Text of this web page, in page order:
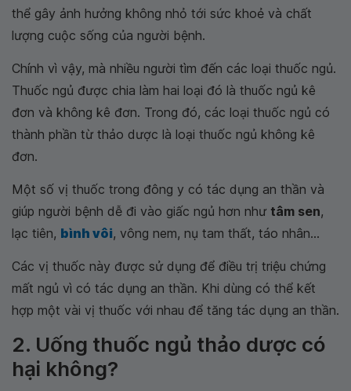
thể gây ảnh hưởng không nhỏ tới sức khoẻ và chất
lượng cuộc sống của người bệnh.
Chính vì vậy, mà nhiều người tìm đến các loại thuốc ngủ.
Thuốc ngủ được chia làm hai loại đó là thuốc ngủ kê
đơn và không kê đơn. Trong đó, các loại thuốc ngủ có
thành phần từ thảo dược là loại thuốc ngủ không kê
đơn.
Một số vị thuốc trong đông y có tác dụng an thần và
giúp người bệnh dễ đi vào giấc ngủ hơn như tâm sen,
lạc tiên, bình vôi, vông nem, nụ tam thất, táo nhân...
Các vị thuốc này được sử dụng để điều trị triệu chứng
mất ngủ vì có tác dụng an thần. Khi dùng có thể kết
hợp một vài vị thuốc với nhau để tăng tác dụng an thần.
2. Uống thuốc ngủ thảo dược có
hại không?